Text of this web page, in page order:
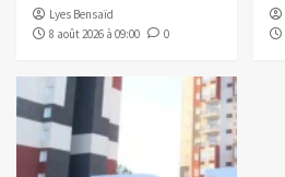
Lyes Bensaïd
8 août 2026 à 09:00
0